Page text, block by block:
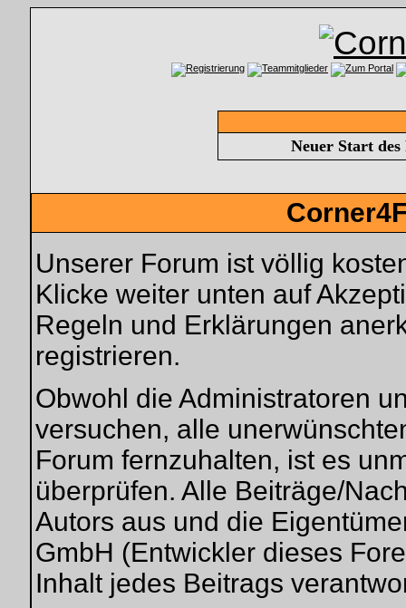
Neuer Start
Unserer Forum ist völlig
Klicke weiter unten auf
Regeln und Erklärungen
registrieren.
Obwohl die Administratoren
versuchen, alle
Forum fernzuhalten, ist es
überprüfen. Alle Beiträge/
Autors aus und die
GmbH (Entwickler dieses
Inhalt jedes Beitrags